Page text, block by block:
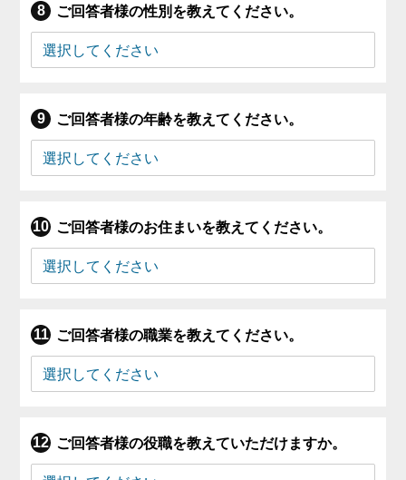
ご回答者様の性別を教えてください。
ご回答者様の年齢を教えてください。
ご回答者様のお住まいを教えてください。
ご回答者様の職業を教えてください。
ご回答者様の役職を教えていただけますか。